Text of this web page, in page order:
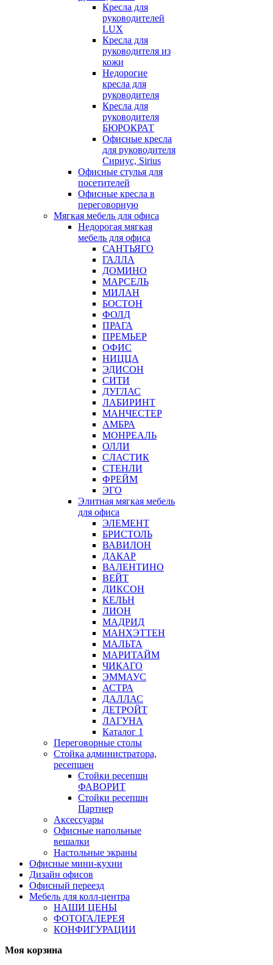
Кресла для
руководителей
LUX
Кресла для
руководителя из
кожи
Недорогие
кресла для
руководителя
Кресла для
руководителя
БЮРОКРАТ
Офисные кресла
для руководителя
Сириус, Sirius
Офисные стулья для
посетителей
Офисные кресла в
переговорную
Мягкая мебель для офиса
Недорогая мягкая
мебель для офиса
САНТЬЯГО
ГАЛЛА
ДОМИНО
МАРСЕЛЬ
МИЛАН
БОСТОН
ФОЛД
ПРАГА
ПРЕМЬЕР
ОФИС
НИЦЦА
ЭДИСОН
СИТИ
ДУГЛАС
ЛАБИРИНТ
МАНЧЕСТЕР
АМБРА
МОНРЕАЛЬ
ОЛЛИ
СЛАСТИК
СТЕНЛИ
ФРЕЙМ
ЭГО
Элитная мягкая мебель
для офиса
ЭЛЕМЕНТ
БРИСТОЛЬ
ВАВИЛОН
ДАКАР
ВАЛЕНТИНО
ВЕЙТ
ДИКСОН
КЕЛЬН
ЛИОН
МАДРИД
МАНХЭТТЕН
МАЛЬТА
МАРИТАЙМ
ЧИКАГО
ЭММАУС
АСТРА
ДАЛЛАС
ДЕТРОЙТ
ЛАГУНА
Каталог 1
Переговорные столы
Стойка администратора,
ресепшен
Стойки ресепшн
ФАВОРИТ
Стойки ресепшн
Партнер
Аксессуары
Офисные напольные
вешалки
Настольные экраны
Офисные мини-кухни
Дизайн офисов
Офисный переезд
Мебель для колл-центра
НАШИ ЦЕНЫ
ФОТОГАЛЕРЕЯ
КОНФИГУРАЦИИ
Моя корзина